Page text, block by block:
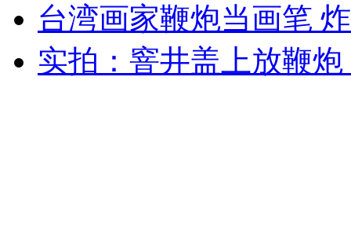
外交部：有关国家言论片面不公正
台湾画家鞭炮当画笔
实拍：窨井盖上放鞭